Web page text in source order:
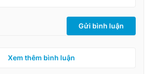
Gửi bình luận
Xem thêm bình luận